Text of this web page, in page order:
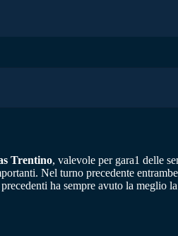
Trentino, valevole per gara1 delle
Nel turno precedente
ha sempre avuto la meglio